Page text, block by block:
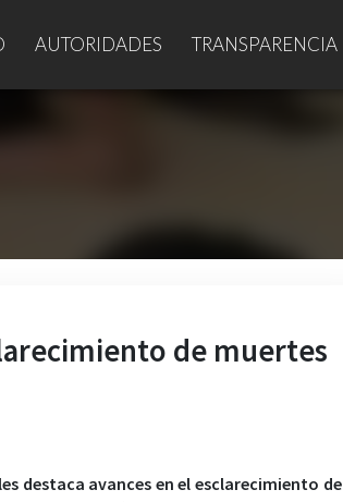
AUTORIDADES TRANSPARENCIA
de muertes
destaca avances en el esclarecimiento de